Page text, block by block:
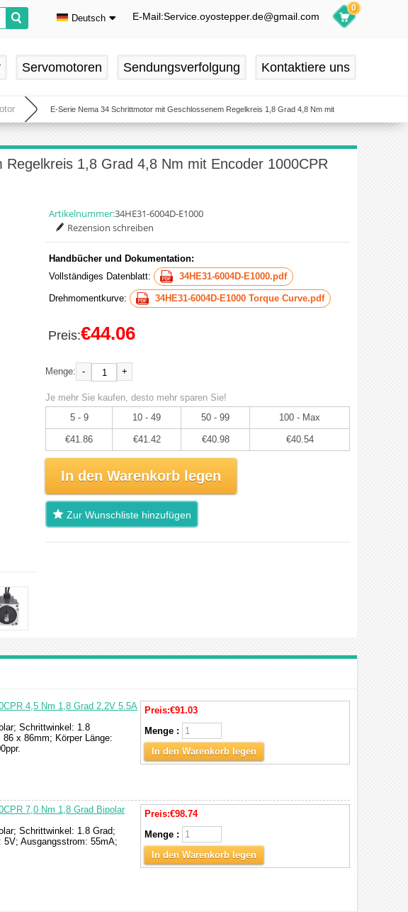
Deutsch
Deutsch
Español
E-Mail:Service.oyostepper.de@gmail.com
0
Servomotoren Sendungsverfolgung Kontaktiere uns
E-Serie Nema 34 Schrittmotor mit Geschlossenem Regelkreis 1,8 Grad 4,8 Nm mit
1,8 Grad 4,8 Nm mit Encoder 1000CPR
Artikelnummer:34HE31-6004D-E1000
Rezension schreiben
Handbücher und Dokumentation:
Vollständiges Datenblatt:
34HE31-6004D-E1000.pdf
Drehmomentkurve: 34HE31-6004D-E1000 Torque Curve.pdf
Preis:€44.06
Menge: - +
Je mehr Sie kaufen, desto mehr sparen Sie!
5 - 9
10 - 49 50 - 99 100 - Max
€41.86 €41.42 €40.98 €40.54
In den Warenkorb legen
Zur Wunschliste hinzufügen
4,5 Nm 1,8 Grad 2.2V 5.5A
Schrittwinkel: 1.8
x 86mm; Körper Länge:
Preis:€91.03
Menge :
In den Warenkorb legen
7,0 Nm 1,8 Grad Bipolar
Schrittwinkel: 1.8 Grad;
5V; Ausgangsstrom: 55mA;
Preis:€98.74
Menge :
In den Warenkorb legen